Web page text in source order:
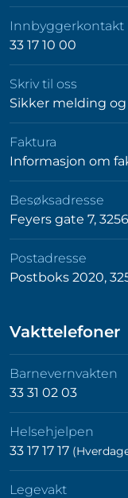
Innbyggerkontakt
33 17 10 00
Skriv til oss
Sikker melding
Faktura
Informasjon om
Besøksadresse
Feyers gate 7,
Postadresse
Postboks 2020,
Vakttelefoner
Barnevernvakten
33 31 02 03
Helsehjelpen
33 17 17 17
Legevakt